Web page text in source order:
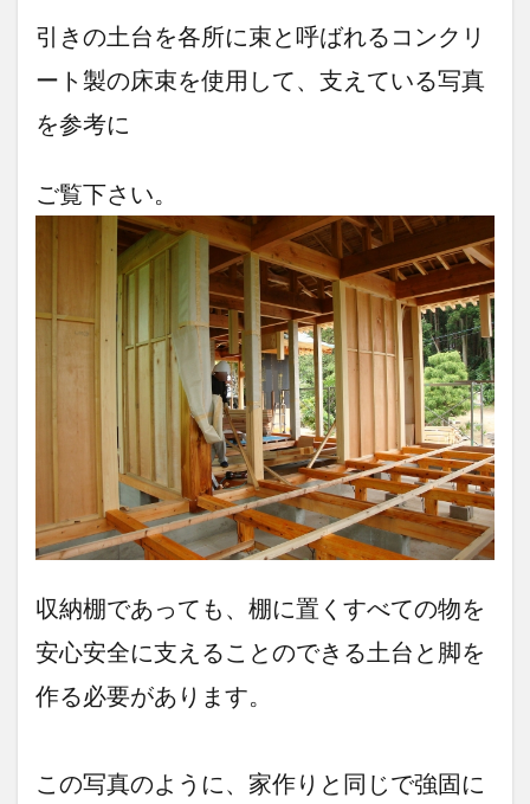
引きの土台を各所に束と呼ばれるコンクリ
ート製の床束を使用して、支えている写真
を参考に
ご覧下さい。
収納棚であっても、棚に置くすべての物を
安心安全に支えることのできる土台と脚を
作る必要があります。
この写真のように、家作りと同じで強固に